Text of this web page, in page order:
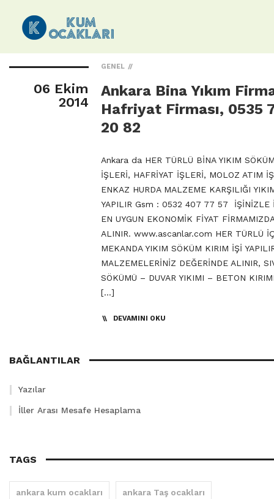
06 Ekim
2014
GENEL
Ankara Bina Yıkım
Hafriyat Firması, 0535
20 82
Ankara da HER TÜRLÜ BİNA YIKIM
İŞLERİ, HAFRİYAT İŞLERİ, MOLOZ ATIM
ENKAZ HURDA MALZEME KARŞILIĞI
YAPILIR Gsm : 0532 407 77 57 İŞİNİZLE
EN UYGUN EKONOMİK FİYAT
ALINIR. www.ascanlar.com HER TÜRLÜ
MEKANDA YIKIM SÖKÜM KIRIM İŞİ
MALZEMELERİNİZ DEĞERİNDE ALINIR,
SÖKÜMÜ – DUVAR YIKIMI – BETON
[…]
DEVAMINI OKU
BAĞLANTILAR
Yazılar
İller Arası Mesafe Hesaplama
TAGS
ankara kum ocakları ankara Taş ocakları